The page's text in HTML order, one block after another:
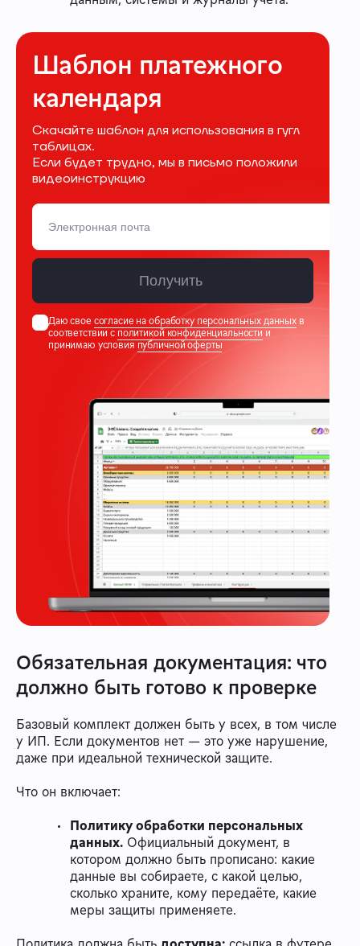
Шаблон платежного
календаря
Скачайте шаблон для использования в гугл
таблицах.
Если будет трудно, мы в письмо положили
видеоинструкцию
Получить
Даю свое согласие на обработку персональных данных в
соответствии сполитикой конфиденциальностии
принимаю условияпубличной оферты
Обязательная документация: что
должно быть готово к проверке
Базовый комплект должен быть у всех, в том числе
у ИП. Если документов нет — это уже нарушение,
даже при идеальной технической защите.
Что он включает:
Политику обработки персональных
данных. Официальный документ, в
котором должно быть прописано: какие
данные вы собираете, с какой целью,
сколько храните, кому передаёте, какие
меры защиты применяете.